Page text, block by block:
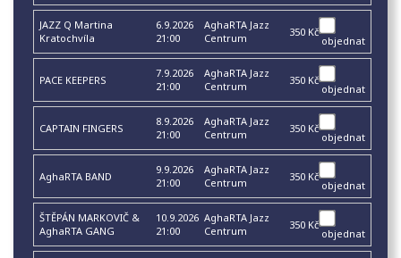
JAZZ Q Martina
Kratochvíla
6.9.2026
21:00
AghaRTA Jazz
Centrum
350 Kč
objednat
PACE KEEPERS
7.9.2026
21:00
AghaRTA Jazz
Centrum
350 Kč
objednat
CAPTAIN FINGERS
8.9.2026
21:00
AghaRTA Jazz
Centrum
350 Kč
objednat
AghaRTA BAND
9.9.2026
21:00
AghaRTA Jazz
Centrum
350 Kč
objednat
ŠTĚPÁN MARKOVIČ &
AghaRTA GANG
10.9.2026
21:00
AghaRTA Jazz
Centrum
350 Kč
objednat